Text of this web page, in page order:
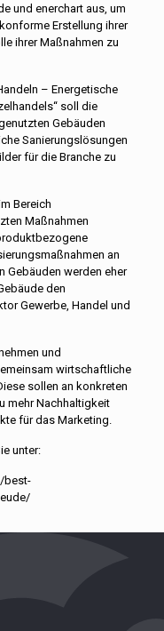
und enerchart aus, um
Erstellung ihrer
ihrer Maßnahmen zu
– Energetische
soll die
Gebäuden
Sanierungslösungen
für die Branche zu
Bereich
Maßnahmen
an
Gebäuden werden eher
den
Gewerbe, Handel und
und
wirtschaftliche
sollen an konkreten
mehr Nachhaltigkeit
für das Marketing.
unter:
best-